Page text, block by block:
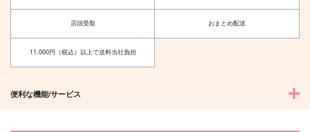
サンプル
カート
サンプル
カート
サンプル
カート
店頭受取 おまとめ配送
11,000円（税込）以上で送料当社負担
便利な機能/サービス